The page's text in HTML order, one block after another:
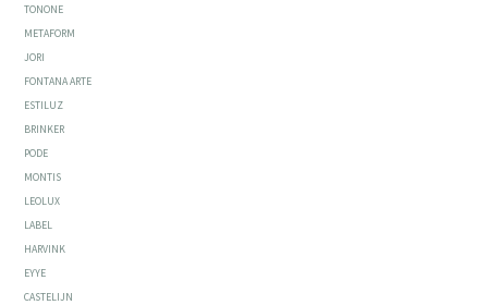
TONONE
METAFORM
JORI
FONTANA ARTE
ESTILUZ
BRINKER
PODE
MONTIS
LEOLUX
LABEL
HARVINK
EYYE
CASTELIJN